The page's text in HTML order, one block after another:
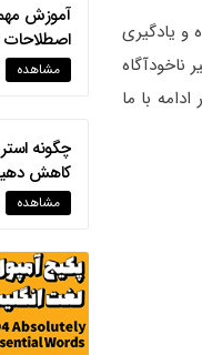
و یادگیری
با ما
آموزش
اصطلاحات
مربوط به
مشاهده
چگونه
کاهش
مشاهده